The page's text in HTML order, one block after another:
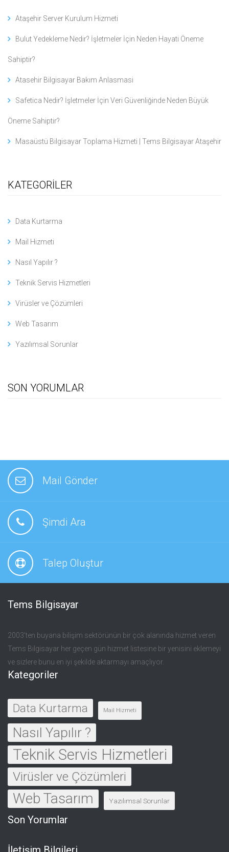
Ataşehir Server Kurulum Hizmeti
Bulut Yedekleme Nedir? İşletmeler İçin Neden Hayati Öneme
Sahiptir?
Atasehir Bilgisayar Bakım Anlasmasi
Safetica Nedir? İşletmeler İçin Veri Güvenliğinde Neden Büyük
Öneme Sahiptir?
Masaüstü Bilgisayar Toplama Hizmeti | Tems Bilgisayar Ataşehir
KATEGORİLER
Data Kurtarma
Mail Hizmeti
Nasıl Yapılır ?
Teknik Servis Hizmetleri
Virüsler ve Çözümleri
Web Tasarım
Yazılımsal Sorunlar
SON YORUMLAR
Mail Gönder
Şimdi Ara
Talep Oluştur
Tems Bilgisayar
2003’ten buyana bilişim sektörünün bir çok alanında hizmet veren
Tems Bilgisayar her geçen gün hizmet listesine bir yenisini eklemeyi
ve sizlere bunu en iyi şekilde aktarmayı amaçlıyor.
Kategoriler
Data Kurtarma Mail Hizmeti
Nasıl Yapılır ?
Teknik Servis Hizmetleri
Virüsler ve Çözümleri
Web Tasarım Yazılımsal Sorunlar
Son Yorumlar